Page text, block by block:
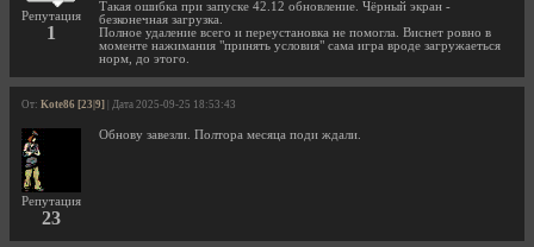
Репутация
1
Такая ошибка при запуске 42.12 обновление. Чёрный экран -
безконечная загрузка.
Полное удаление всего и переустановка не помогла. Виснет ровно в
моменте нажимания "принять условия" сама игра вроде загружаеться
норм, до этого.
От: Kote86 [23|9] | Дата 2025-09-25 18:53:43
Репутация
23
Обнову завезли. Полтора месяца поди ждали.